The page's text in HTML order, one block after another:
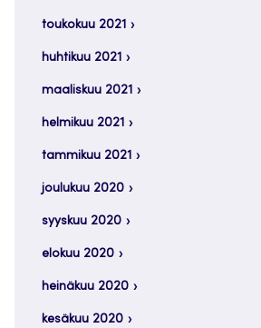
toukokuu 2021
huhtikuu 2021
maaliskuu 2021
helmikuu 2021
tammikuu 2021
joulukuu 2020
syyskuu 2020
elokuu 2020
heinäkuu 2020
kesäkuu 2020